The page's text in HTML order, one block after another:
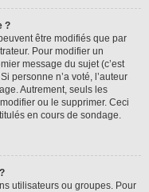
?
être modifiés que par
Pour modifier un
message du sujet (c’est
personne n’a voté, l’auteur
Autrement, seuls les
ou le supprimer. Ceci
en cours de sondage.
utilisateurs ou groupes. Pour